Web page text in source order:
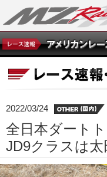
2022/03/24
全日本ダート
JD9クラスは